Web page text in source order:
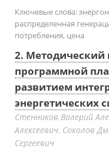
Ключевые слова:
распределенная
потребления, цена
2. Методический
программной
развитием
энергетических
Стенников Валерий
Алексеевич, Соколов
Сергеевич